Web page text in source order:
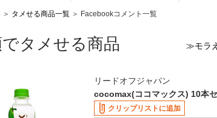
＞ タメせる商品一覧 ＞ Facebookコメント一覧
タメせる商品 ≫モラ
リードオフジャパン
cocomax(ココマックス) 10本
クリップリストに追加